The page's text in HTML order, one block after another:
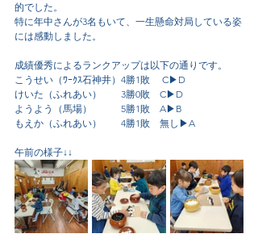
的でした。
特に年中さんが3名もいて、一生懸命対局している姿
には感動しました。
成績優秀によるランクアップは以下の通りです。
こうせい（ﾜｰｸｽ石神井）4勝1敗　 C▶D
けいた（ふれあい）　　3勝0敗　C▶D
ようよう（馬場）　　　5勝1敗　A▶B
もえか（ふれあい）　　4勝1敗　無し▶A
午前の様子↓↓